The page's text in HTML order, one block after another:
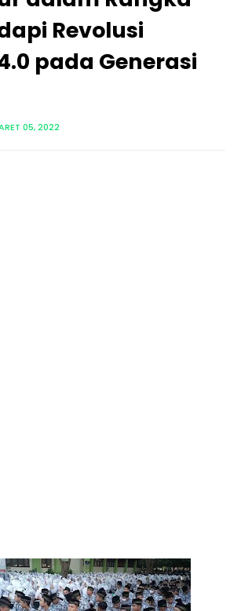
Revolusi
pada Generasi
05, 2022